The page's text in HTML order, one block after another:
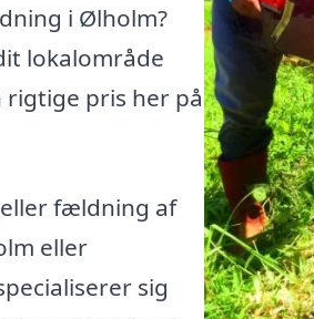
i Ølholm?
lokalområde
pris her på
fældning af
eller
sig